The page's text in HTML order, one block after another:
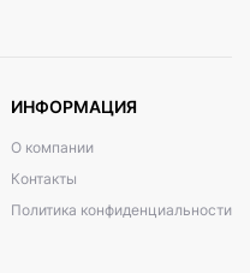
ИНФОРМАЦИЯ
О компании
Контакты
Политика конфиденциальности